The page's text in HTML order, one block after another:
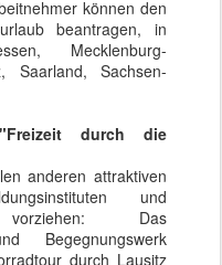
können den
beantragen, in
Mecklenburg-
Saarland, Sachsen-
durch die
anderen attraktiven
und
vorziehen: Das
Begegnungswerk
durch Lausitz